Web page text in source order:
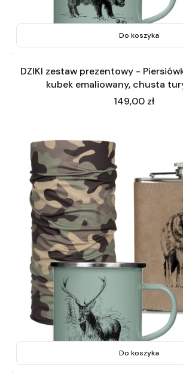
Do koszyka
DZIKI zestaw prezentowy -
kubek emaliowany, chusta
Cena
149,00 zł
Do koszyka